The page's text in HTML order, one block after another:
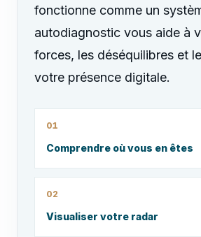
fonctionne comme un
autodiagnostic vous aide à
forces, les déséquilibres et
votre présence digitale.
01
Comprendre où vous en êtes
02
Visualiser votre radar